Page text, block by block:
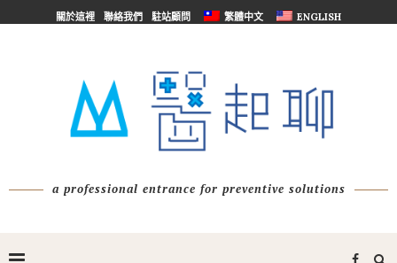
關於這裡 聯絡我們 駐站顧問 繁體中文 ENGLISH
a professional entrance for preventive solutions